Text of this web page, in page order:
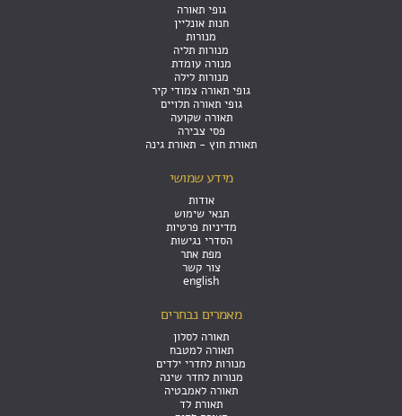
גופי תאורה
חנות אונליין
מנורות
מנורות תליה
מנורה עומדת
מנורות לילה
גופי תאורה צמודי קיר
גופי תאורה תלויים
תאורה שקועה
פסי צבירה
תאורת חוץ - תאורת גינה
מידע שמושי
אודות
תנאי שימוש
מדיניות פרטיות
הסדרי נגישות
מפת אתר
צור קשר
english
מאמרים נבחרים
תאורה לסלון
תאורה למטבח
מנורות לחדרי ילדים
מנורות לחדר שינה
תאורה לאמבטיה
תאורת לד